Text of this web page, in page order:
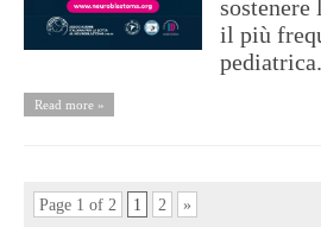
il più
Read more »
Page 1 of 2 1 2 »